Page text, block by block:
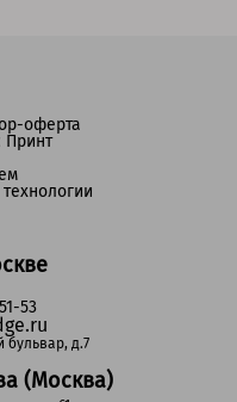
53
бульвар, д.7
(Москва)
оферта